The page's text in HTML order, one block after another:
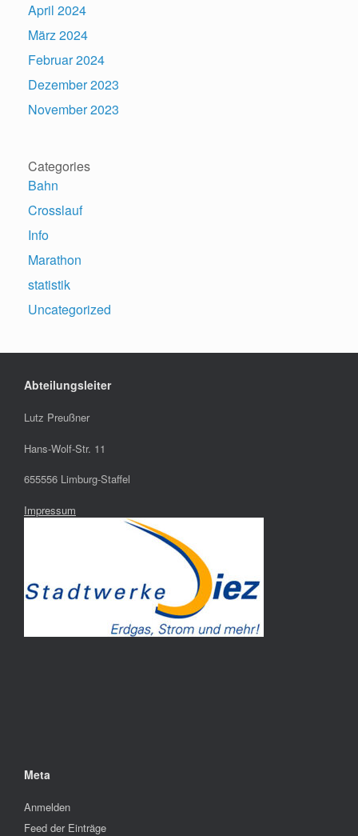
April 2024
März 2024
Februar 2024
Dezember 2023
November 2023
Categories
Bahn
Crosslauf
Info
Marathon
statistik
Uncategorized
Abteilungsleiter
Lutz Preußner
Hans-Wolf-Str. 11
655556 Limburg-Staffel
Impressum
Meta
Anmelden
Feed der Einträge